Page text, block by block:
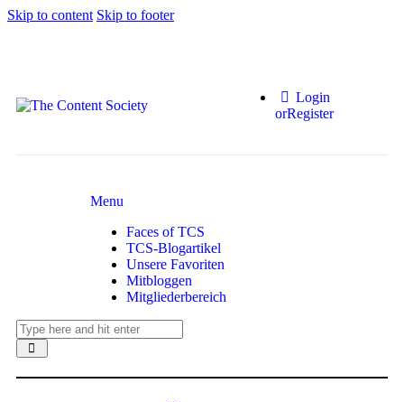
Skip to content Skip to footer
Login
orRegister
Menu
Faces of TCS
TCS-Blogartikel
Unsere Favoriten
Mitbloggen
Mitgliederbereich